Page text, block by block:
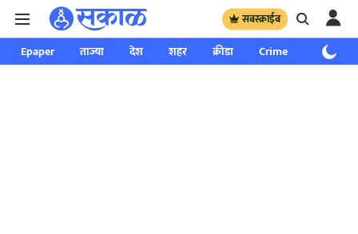
सबस्क्राईब
Epaper ताज्या देश शहर क्रीडा Crime साप्ताहिक